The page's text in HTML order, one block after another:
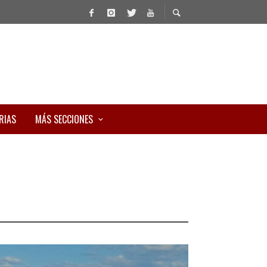
MÁS SECCIONES